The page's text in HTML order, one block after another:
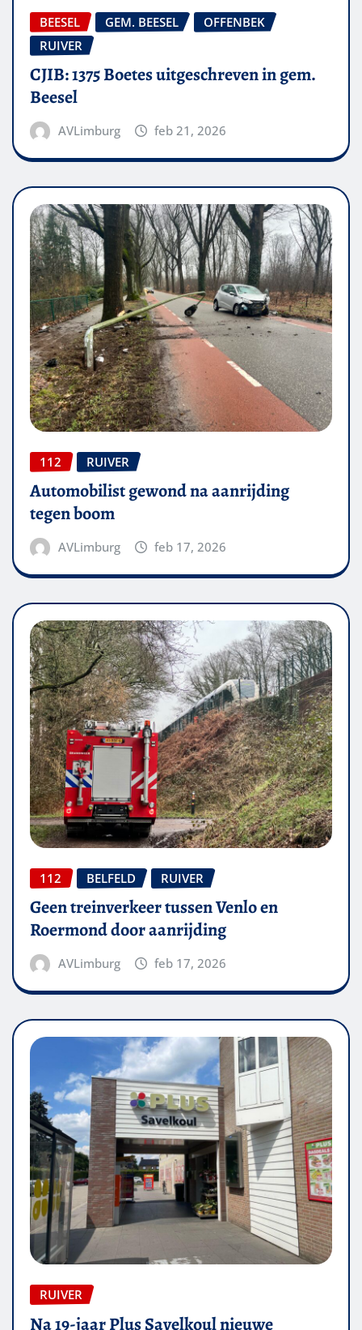
BEESEL GEM. BEESEL
OFFENBEK
RUIVER
CJIB: 1375 Boetes uitgeschreven in gem.
Beesel
AVLimburg feb 21, 2026
112 RUIVER
Automobilist gewond na aanrijding
tegen boom
AVLimburg feb 17, 2026
112 BELFELD RUIVER
Geen treinverkeer tussen Venlo en
Roermond door aanrijding
AVLimburg feb 17, 2026
RUIVER
Na 19-jaar Plus Savelkoul nieuwe